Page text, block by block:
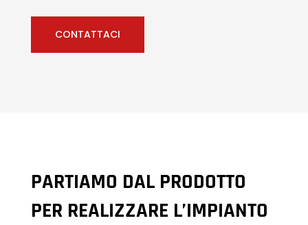
CONTATTACI
PARTIAMO DAL PRODOTTO
PER REALIZZARE L’IMPIANTO